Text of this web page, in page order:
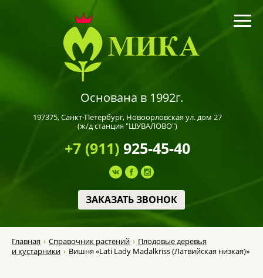
Основана в 1992г.
197375,Санкт-Петербург, Новоорловская ул. дом 27
(ж/д станция "ШУВАЛОВО")
+7 (911)925-45-40
ЗАКАЗАТЬ ЗВОНОК
Главная Справочник растений
Плодовые деревья
и кустарники
Вишня «Lati Lady Madalkriss (Латвийская низкая)»